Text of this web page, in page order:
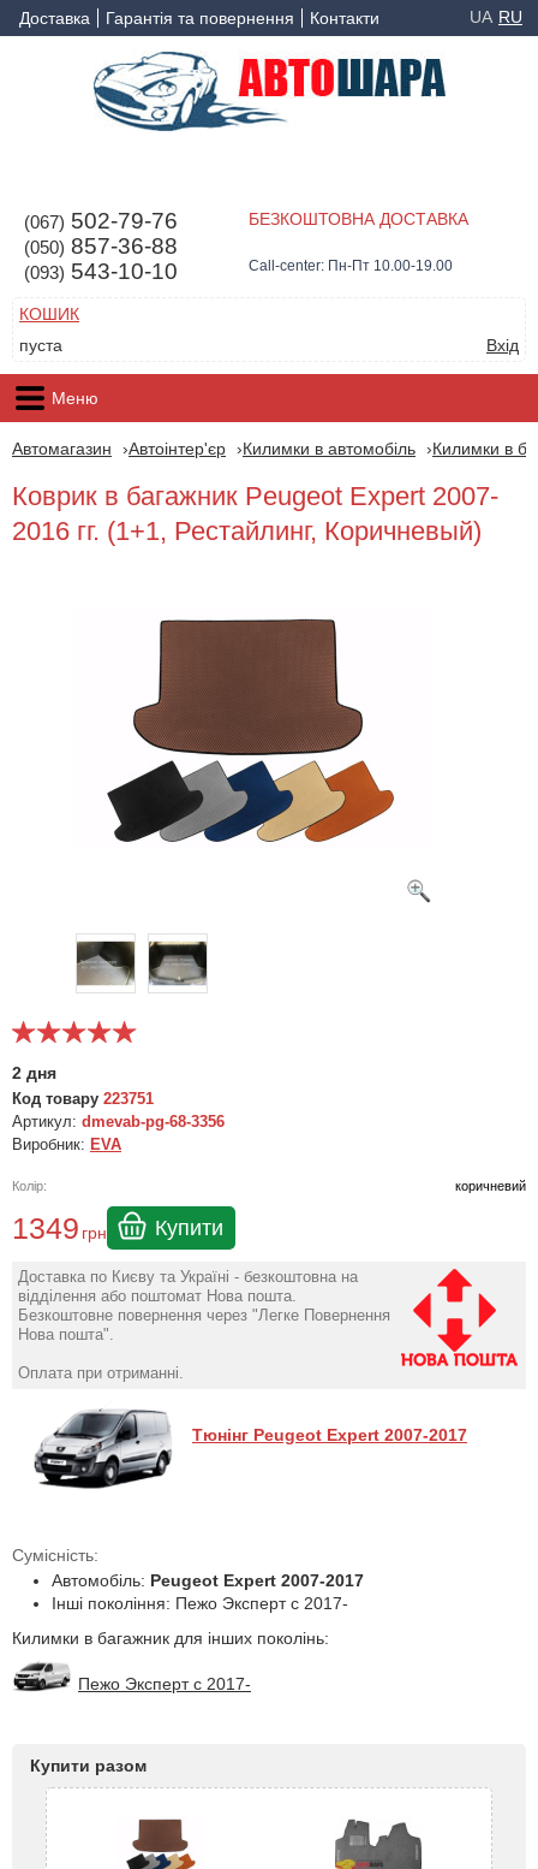
Доставка Гарантія та повернення Контакти UA RU
(067) 502-79-76
(050) 857-36-88
(093) 543-10-10
БЕЗКОШТОВНА ДОСТАВКА
Call-center: Пн-Пт 10.00-19.00
КОШИК
пуста
Вхід
Меню
Автомагазин Автоінтер'єр Килимки в автомобіль Килимки в
Коврик в багажник Peugeot Expert 2007-
2016 гг. (1+1, Рестайлинг, Коричневый)
2 дня
Код товару 223751
Артикул: dmevab-pg-68-3356
Виробник: EVA
Колір: коричневий
1349 грн Купити
Доставка по Києву та Україні - безкоштовна на
відділення або поштомат Нова пошта.
Безкоштовне повернення через "Легке Повернення
Нова пошта".
Оплата при отриманні.
Тюнінг Peugeot Expert 2007-2017
Сумісність:
Автомобіль: Peugeot Expert 2007-2017
Інші покоління: Пежо Эксперт с 2017-
Килимки в багажник для інших поколінь:
Пежо Эксперт с 2017-
Купити разом